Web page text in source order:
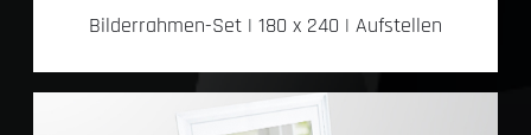
Bilderrahmen-Set | 180 x 240 | Aufstellen